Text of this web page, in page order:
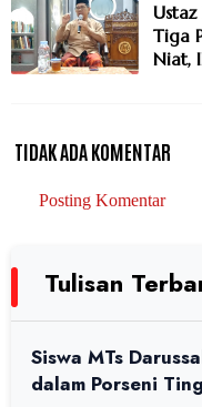
Tiga
Niat,
TIDAK ADA KOMENTAR
Posting Komentar
Tulisan
Siswa MTs
dalam Porseni